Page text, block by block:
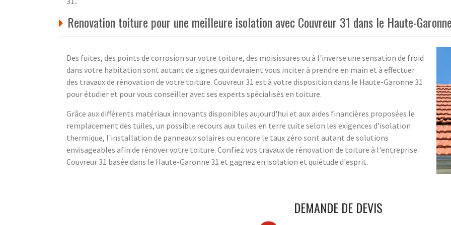
Renovation toiture pour une meilleure isolation avec Couvreur 31 dans le Haute-
Des fuites, des points de corrosion sur votre toiture, des moisissures ou à l'inverse une sensation de froid
dans votre habitation sont autant de signes qui devraient vous inciter à prendre en main et à effectuer
des travaux de rénovation de votre toiture. Couvreur 31 est à votre disposition dans le Haute-Garonne 31
pour étudier et pour vous conseiller avec ses experts spécialisés en toiture.
Grâce aux différents matériaux innovants disponibles aujourd'hui et aux aides financières proposées le
remplacement des tuiles, un possible recours aux tuiles en terre cuite selon les exigences d’isolation
thermique, l'installation de panneaux solaires ou encore le taux zéro sont autant de solutions
envisageables afin de rénover votre toiture. Confiez vos travaux de rénovation de toiture à l'entreprise
Couvreur 31 basée dans le Haute-Garonne 31 et gagnez en isolation et quiétude d'esprit.
DEMANDE DE DEVIS